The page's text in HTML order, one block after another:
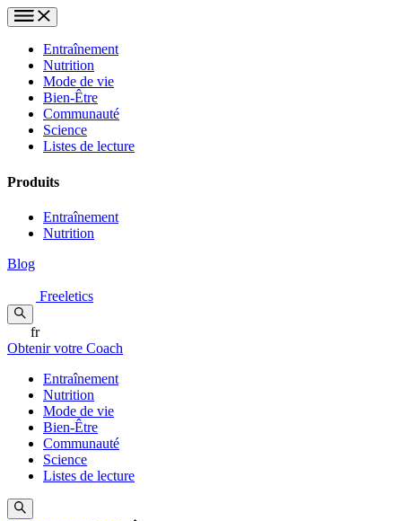
Entraînement
Nutrition
Mode de vie
Bien-Être
Communauté
Science
Listes de lecture
Produits
Entraînement
Nutrition
Blog
Freeletics
fr
Obtenir votre Coach
Entraînement
Nutrition
Mode de vie
Bien-Être
Communauté
Science
Listes de lecture